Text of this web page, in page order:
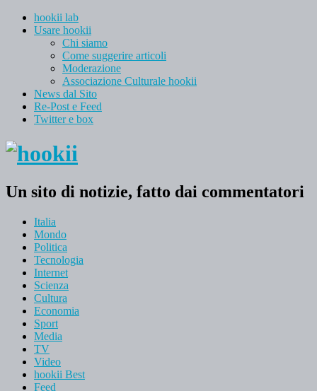
hookii lab
Usare hookii
Chi siamo
Come suggerire articoli
Moderazione
Associazione Culturale hookii
News dal Sito
Re-Post e Feed
Twitter e box
Un sito di notizie, fatto dai commentatori
Italia
Mondo
Politica
Tecnologia
Internet
Scienza
Cultura
Economia
Sport
Media
TV
Video
hookii Best
Feed